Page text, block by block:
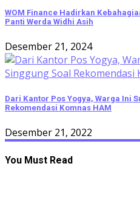
WOM Finance Hadirkan
Panti Werda Widhi Asih
Desember 21, 2024
Dari Kantor Pos Yogya, Warga Ini
Rekomendasi Komnas HAM
Desember 21, 2022
You Must Read